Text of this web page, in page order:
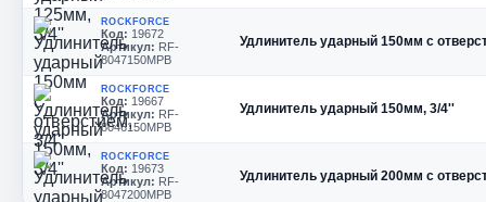
ROCKFORCE
Код: 19672
Артикул: RF-
8047150MPB
Удлинитель ударный 150мм с
ROCKFORCE
Код: 19667
Артикул: RF-
8046150MPB
Удлинитель ударный 150мм, 3/4''
ROCKFORCE
Код: 19673
Артикул: RF-
8047200MPB
Удлинитель ударный 200мм с